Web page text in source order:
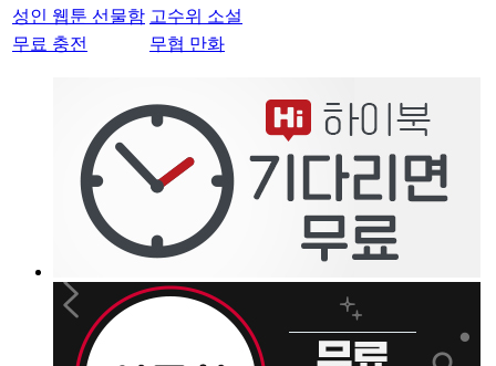
성인 웹툰 선물함 고수위 소설
무료 충전
무협 만화